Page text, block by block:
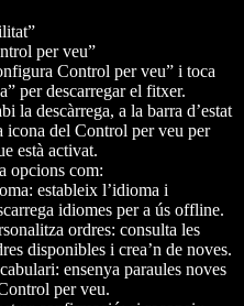
per veu”
Control per veu” i toca
per descarregar el fitxer.
la descàrrega, a la barra d’estat
icona del Control per veu per
està activat.
opcions com:
estableix l’idioma i
idiomes per a ús offline.
ordres: consulta les
disponibles i crea’n de noves.
ensenya paraules noves
per veu.